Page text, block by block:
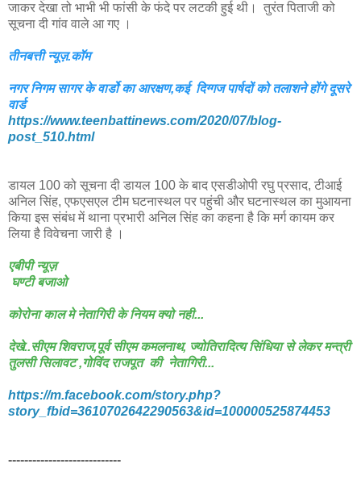
जाकर देखा तो भाभी भी फांसी के फंदे पर लटकी हुई थी। तुरंत पिताजी को
सूचना दी गांव वाले आ गए ।
तीनबत्ती न्यूज़.कॉम
नगर निगम सागर के वार्डो का आरक्षण,कई दिग्गज पार्षदों को तलाशने होंगे दूसरे
वार्ड
https://www.teenbattinews.com/2020/07/blog-
post_510.html
डायल 100 को सूचना दी डायल 100 के बाद एसडीओपी रघु प्रसाद, टीआई
अनिल सिंह, एफएसएल टीम घटनास्थल पर पहुंची और घटनास्थल का मुआयना
किया इस संबंध में थाना प्रभारी अनिल सिंह का कहना है कि मर्ग कायम कर
लिया है विवेचना जारी है ।
एबीपी न्यूज़
घण्टी बजाओ
कोरोना काल मे नेतागिरी के नियम क्यो नही...
देखे..सीएम शिवराज,पूर्व सीएम कमलनाथ, ज्योतिरादित्य सिंधिया से लेकर मन्त्री
तुलसी सिलावट ,गोविंद राजपूत की नेतागिरी...
https://m.facebook.com/story.php?
story_fbid=3610702642290563&id=100000525874453
----------------------------